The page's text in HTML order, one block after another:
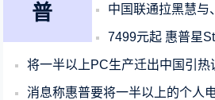
普
中国联通拉黑慧与、VMware
7499元起 惠普星Studio X 27一体机上
将一半以上PC生产迁出中国引热议！惠普：在华PC制造业
消息称惠普要将一半以上的个人电脑生产迁出